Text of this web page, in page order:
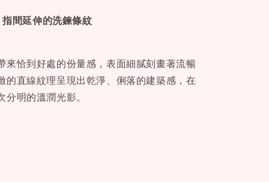
間延伸的洗鍊條紋
來恰到好處的份量感，表面細膩刻畫著流暢
的直線紋理呈現出乾淨、俐落的建築感，在
明的溫潤光影。